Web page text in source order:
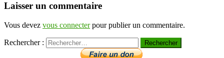
Laisser un commentaire
Vous devez vous connecterpour publier un commentaire.
Rechercher :